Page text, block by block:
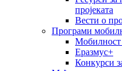
пројеката
Вести о
Програми
Мобилност
Еразмус+
Конкурси